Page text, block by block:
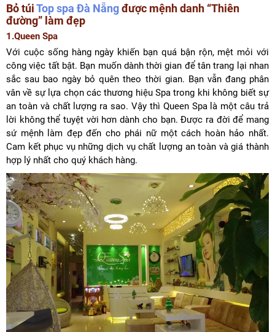
Bỏ túi Top spa Đà Nẵng được mệnh danh “Thiên
đường” làm đẹp
1.Queen Spa
Với cuộc sống hàng ngày khiến bạn quá bận rộn, mệt mỏi với
công việc tất bật. Bạn muốn dành thời gian để tân trang lại nhan
sắc sau bao ngày bỏ quên theo thời gian. Bạn vẫn đang phân
vân về sự lựa chọn các thương hiệu Spa trong khi không biết sự
an toàn và chất lượng ra sao. Vậy thì Queen Spa là một câu trả
lời không thể tuyệt vời hơn dành cho bạn. Được ra đời để mang
sứ mệnh làm đẹp đến cho phái nữ một cách hoàn hảo nhất.
Cam kết phục vụ những dịch vụ chất lượng an toàn và giá thành
hợp lý nhất cho quý khách hàng.